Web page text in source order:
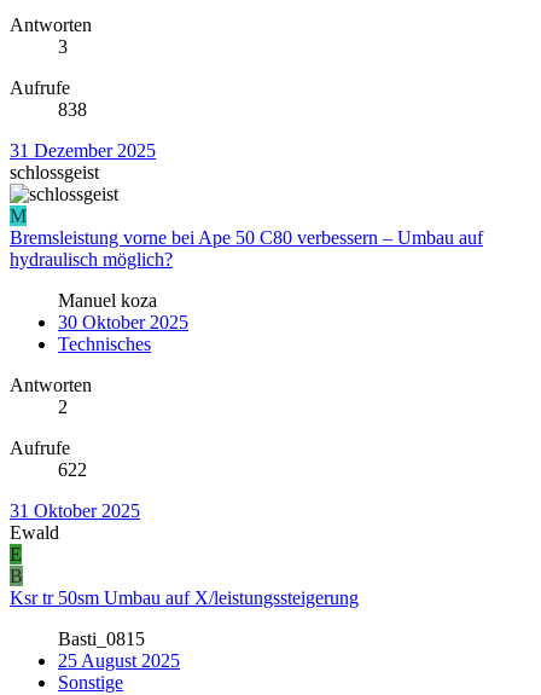
Antworten
3
Aufrufe
838
31 Dezember 2025
schlossgeist
M
Bremsleistung vorne bei Ape 50 C80 verbessern – Umbau auf
hydraulisch möglich?
Manuel koza
30 Oktober 2025
Technisches
Antworten
2
Aufrufe
622
31 Oktober 2025
Ewald
E
B
Ksr tr 50sm Umbau auf X/leistungssteigerung
Basti_0815
25 August 2025
Sonstige